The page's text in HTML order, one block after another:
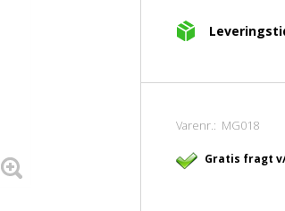
Varenr.: MG018
Gratis fragt